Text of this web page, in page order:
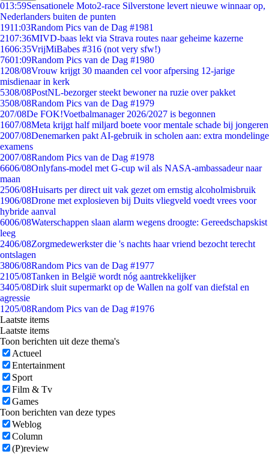
013:59Sensationele Moto2-race Silverstone levert nieuwe winnaar op,
Nederlanders buiten de punten
1911:03Random Pics van de Dag #1981
2107:36MIVD-baas lekt via Strava routes naar geheime kazerne
1606:35VrijMiBabes #316 (not very sfw!)
7601:09Random Pics van de Dag #1980
1208/08Vrouw krijgt 30 maanden cel voor afpersing 12-jarige
misdienaar in kerk
5308/08PostNL-bezorger steekt bewoner na ruzie over pakket
3508/08Random Pics van de Dag #1979
207/08De FOK!Voetbalmanager 2026/2027 is begonnen
1607/08Meta krijgt half miljard boete voor mentale schade bij jongeren
2007/08Denemarken pakt AI-gebruik in scholen aan: extra mondelinge
examens
2007/08Random Pics van de Dag #1978
6606/08Onlyfans-model met G-cup wil als NASA-ambassadeur naar
maan
2506/08Huisarts per direct uit vak gezet om ernstig alcoholmisbruik
1906/08Drone met explosieven bij Duits vliegveld voedt vrees voor
hybride aanval
6006/08Waterschappen slaan alarm wegens droogte: Gereedschapskist
leeg
2406/08Zorgmedewerkster die 's nachts haar vriend bezocht terecht
ontslagen
3806/08Random Pics van de Dag #1977
2105/08Tanken in België wordt nóg aantrekkelijker
3405/08Dirk sluit supermarkt op de Wallen na golf van diefstal en
agressie
1205/08Random Pics van de Dag #1976
Laatste items
Laatste items
Toon berichten uit deze thema's
Actueel
Entertainment
Sport
Film & Tv
Games
Toon berichten van deze types
Weblog
Column
(P)review